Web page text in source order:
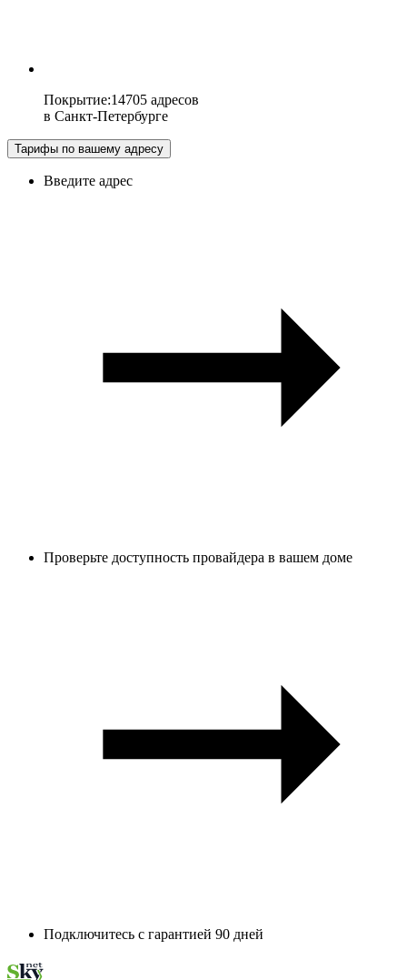
Покрытие:14705 адресов
в Санкт-Петербурге
Тарифы по вашему адресу
Введите адрес
Проверьте доступность провайдера в вашем доме
Подключитесь с гарантией 90 дней